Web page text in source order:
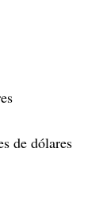
de dólares